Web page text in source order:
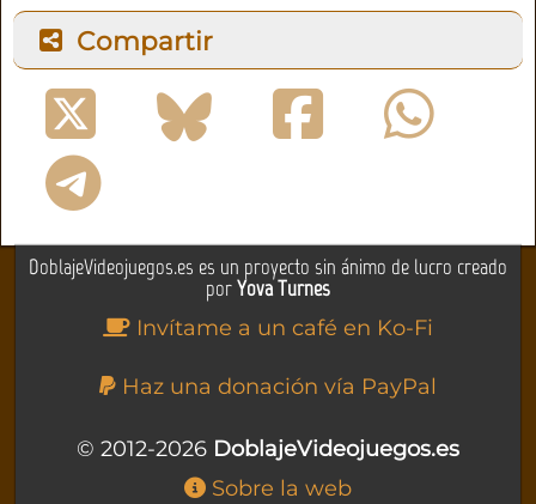
Compartir
DoblajeVideojuegos.es es un proyecto sin ánimo de lucro creado
porYova Turnes
Invítame a un café en Ko-Fi
Haz una donación vía PayPal
© 2012-2026 DoblajeVideojuegos.es
Sobre la web